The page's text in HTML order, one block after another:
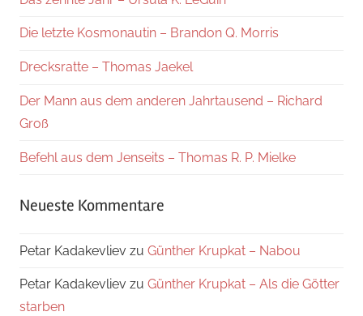
Die letzte Kosmonautin – Brandon Q. Morris
Drecksratte – Thomas Jaekel
Der Mann aus dem anderen Jahrtausend – Richard
Groß
Befehl aus dem Jenseits – Thomas R. P. Mielke
Neueste Kommentare
Petar Kadakevliev zu Günther Krupkat – Nabou
Petar Kadakevliev zu Günther Krupkat – Als die Götter
starben